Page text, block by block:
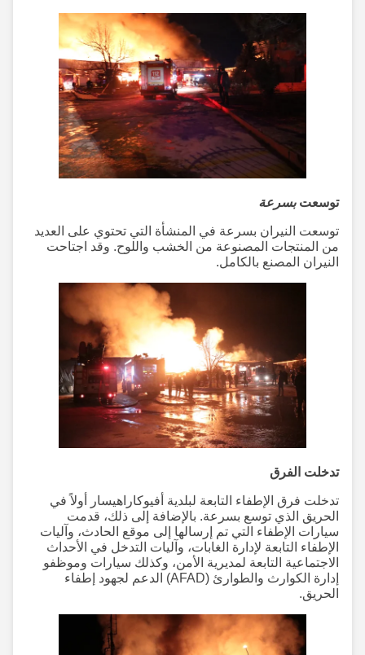
توسعتبسرعة
توسعت النيران بسرعة في المنشأة التي تحتوي على العديد
من المنتجات المصنوعة من الخشب واللوح. وقد اجتاحت
النيران المصنع بالكامل.
تدخلت الفرق
تدخلت فرق الإطفاء التابعة لبلدية أفيوكاراهيسار أولاً في
الحريق الذي توسع بسرعة. بالإضافة إلى ذلك، قدمت
سيارات الإطفاء التي تم إرسالها إلى موقع الحادث، وآليات
الإطفاء التابعة لإدارة الغابات، وآليات التدخل في الأحداث
الاجتماعية التابعة لمديرية الأمن، وكذلك سيارات وموظفو
إدارة الكوارث والطوارئ (AFAD) الدعم لجهود إطفاء
الحريق.